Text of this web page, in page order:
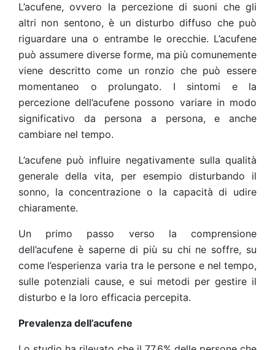
L’acufene, ovvero la percezione di suoni che gli
altri non sentono, è un disturbo diffuso che può
riguardare una o entrambe le orecchie. L’acufene
può assumere diverse forme, ma più comunemente
viene descritto come un ronzio che può essere
momentaneo o prolungato. I sintomi e la
percezione dell’acufene possono variare in modo
significativo da persona a persona, e anche
cambiare nel tempo.
L’acufene può influire negativamente sulla qualità
generale della vita, per esempio disturbando il
sonno, la concentrazione o la capacità di udire
chiaramente.
Un primo passo verso la comprensione
dell’acufene è saperne di più su chi ne soffre, su
come l’esperienza varia tra le persone e nel tempo,
sulle potenziali cause, e sui metodi per gestire il
disturbo e la loro efficacia percepita.
Prevalenza dell’acufene